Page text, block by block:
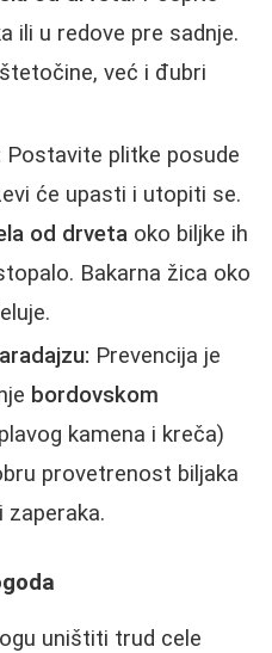
ili u redove pre sadnje.
već i đubri
Postavite plitke posude
će upasti i utopiti se.
od drveta oko biljke ih
Bakarna žica oko
Prevencija je
bordovskom
kamena i kreča)
provetrenost biljaka
zaperaka.
uništiti trud cele